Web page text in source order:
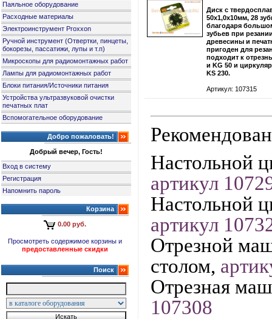
Паяльное оборудование
Расходные материалы
Электроинструмент Proxxon
Ручной инструмент (Отвертки, пинцеты,
бокорезы, пассатижи, лупы и т.п)
Микроскопы для радиомонтажных работ
Лампы для радиомонтажных работ
Блоки питания/Источники питания
Устройства ультразвуковой очистки
печатных плат
Вспомогательное оборудование
Добро пожаловать!
Добрый вечер, Гость!
Вход в систему
Регистрация
Напомнить пароль
Корзина
0.00 руб.
Просмотреть содержимое корзины и
предоставленные скидки
Поиск
Диск с
50х1,0х10мм, 28
благодаря
зубьев при
древесины и
пригоден для
подходит к
и KG 50 и
KS 230.
Артикул: 107315
Настольной
артикул
Настольной
артикул
Отрезной
столом,
Отрезная
107308